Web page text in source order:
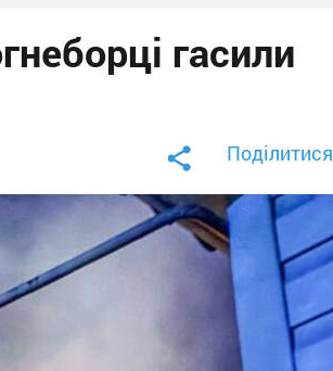
гасили
Поділитися